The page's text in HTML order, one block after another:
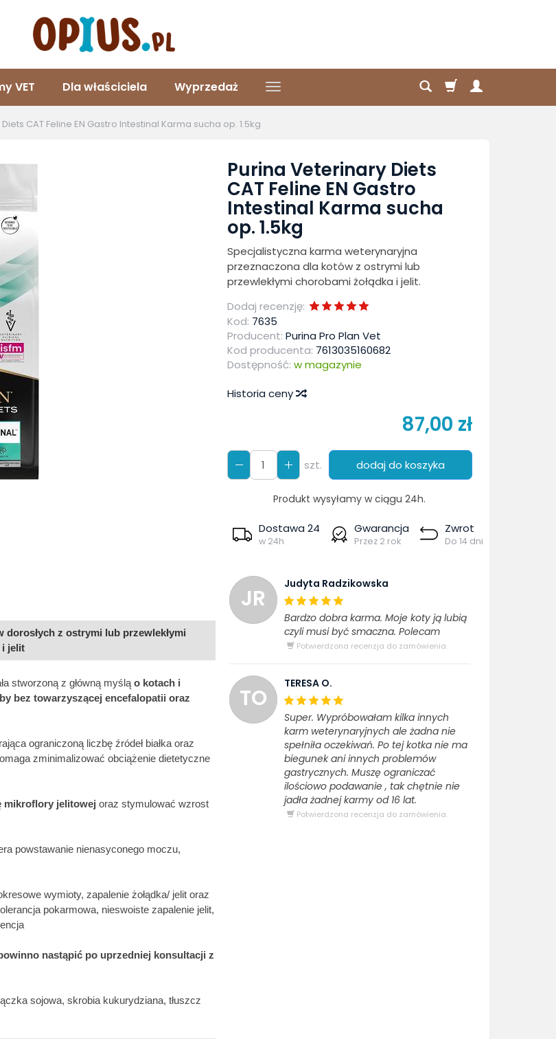
VET Dla właściciela Wyprzedaż
CAT Feline EN Gastro Intestinal Karma sucha op. 1.5kg
Purina Veterinary Diets
CAT Feline EN Gastro
Intestinal Karma sucha
op. 1.5kg
Specjalistyczna karma weterynaryjna
przeznaczona dla kotów z ostrymi lub
przewlekłymi chorobami żołądka i jelit.
Dodaj recenzję:
Kod: 7635
Producent: Purina Pro Plan Vet
Kod producenta: 7613035160682
Dostępność: w magazynie
Historia ceny
87,00 zł
szt. dodaj do koszyka
Produkt wysyłamy w ciągu 24h.
Dostawa 24
w 24h
Gwarancja
Przez 2 rok
Zwrot
Do 14 dni
JR
Judyta Radzikowska
Bardzo dobra karma. Moje koty ją lubią
czyli musi być smaczna. Polecam
Potwierdzona recenzja do zamówienia.
TO
TERESA O.
Super. Wypróbowałam kilka innych
karm weterynaryjnych ale żadna nie
spełniła oczekiwań. Po tej kotka nie ma
biegunek ani innych problemów
gastrycznych. Muszę ograniczać
ilościowo podawanie , tak chętnie nie
jadła żadnej karmy od 16 lat.
Potwierdzona recenzja do zamówienia.
z ostrymi lub przewlekłymi
i jelit
stworzoną z główną myślą o kotach i
bez towarzyszącej encefalopatii oraz
ograniczoną liczbę źródeł białka oraz
zminimalizować obciążenie dietetyczne
mikroflory jelitowej oraz stymulować wzrost
powstawanie nienasyconego moczu,
wymioty, zapalenie żołądka/ jelit oraz
pokarmowa, nieswoiste zapalenie jelit,
nastąpić po uprzedniej konsultacji z
sojowa, skrobia kukurydziana, tłuszcz